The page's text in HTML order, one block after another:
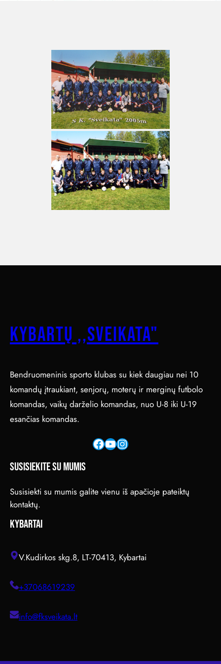
Kybartų ,,Sveikata"
Bendruomeninis sporto klubas su kiek daugiau nei 10
komandų įtraukiant, senjorų, moterų ir merginų futbolo
komandas, vaikų darželio komandas, nuo U-8 iki U-19
esančias komandas.
Facebook YouTube Instagram
SUSISIEKITE SU MUMIS
Susisiekti su mumis galite vienu iš apačioje pateiktų
kontaktų.
KYBARTAI
V.Kudirkos skg.8, LT-70413, Kybartai
+37068619239
info@fksveikata.lt